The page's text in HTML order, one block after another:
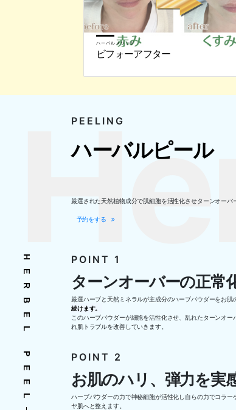
ハーバルメソッド
ビフォーアフター
PEELING
ハーバルピール
厳選された天然植物成分で肌細胞を活性化させターンオー
予約をする
HERBEL PEEL POINT 1
ターンオーバーの正常
厳選ハーブと天然ミネラルが主成分のハーブパウダーをお
続けます。
このハーブパウダーが細胞を活性化させ、乱れたターンオ
れ肌トラブルを改善していきます。
POINT 2
お肌のハリ、弾力を実
ハーブパウダーの力で神秘細胞が活性化し自らの力でコラ
ヤ肌へと整えます。